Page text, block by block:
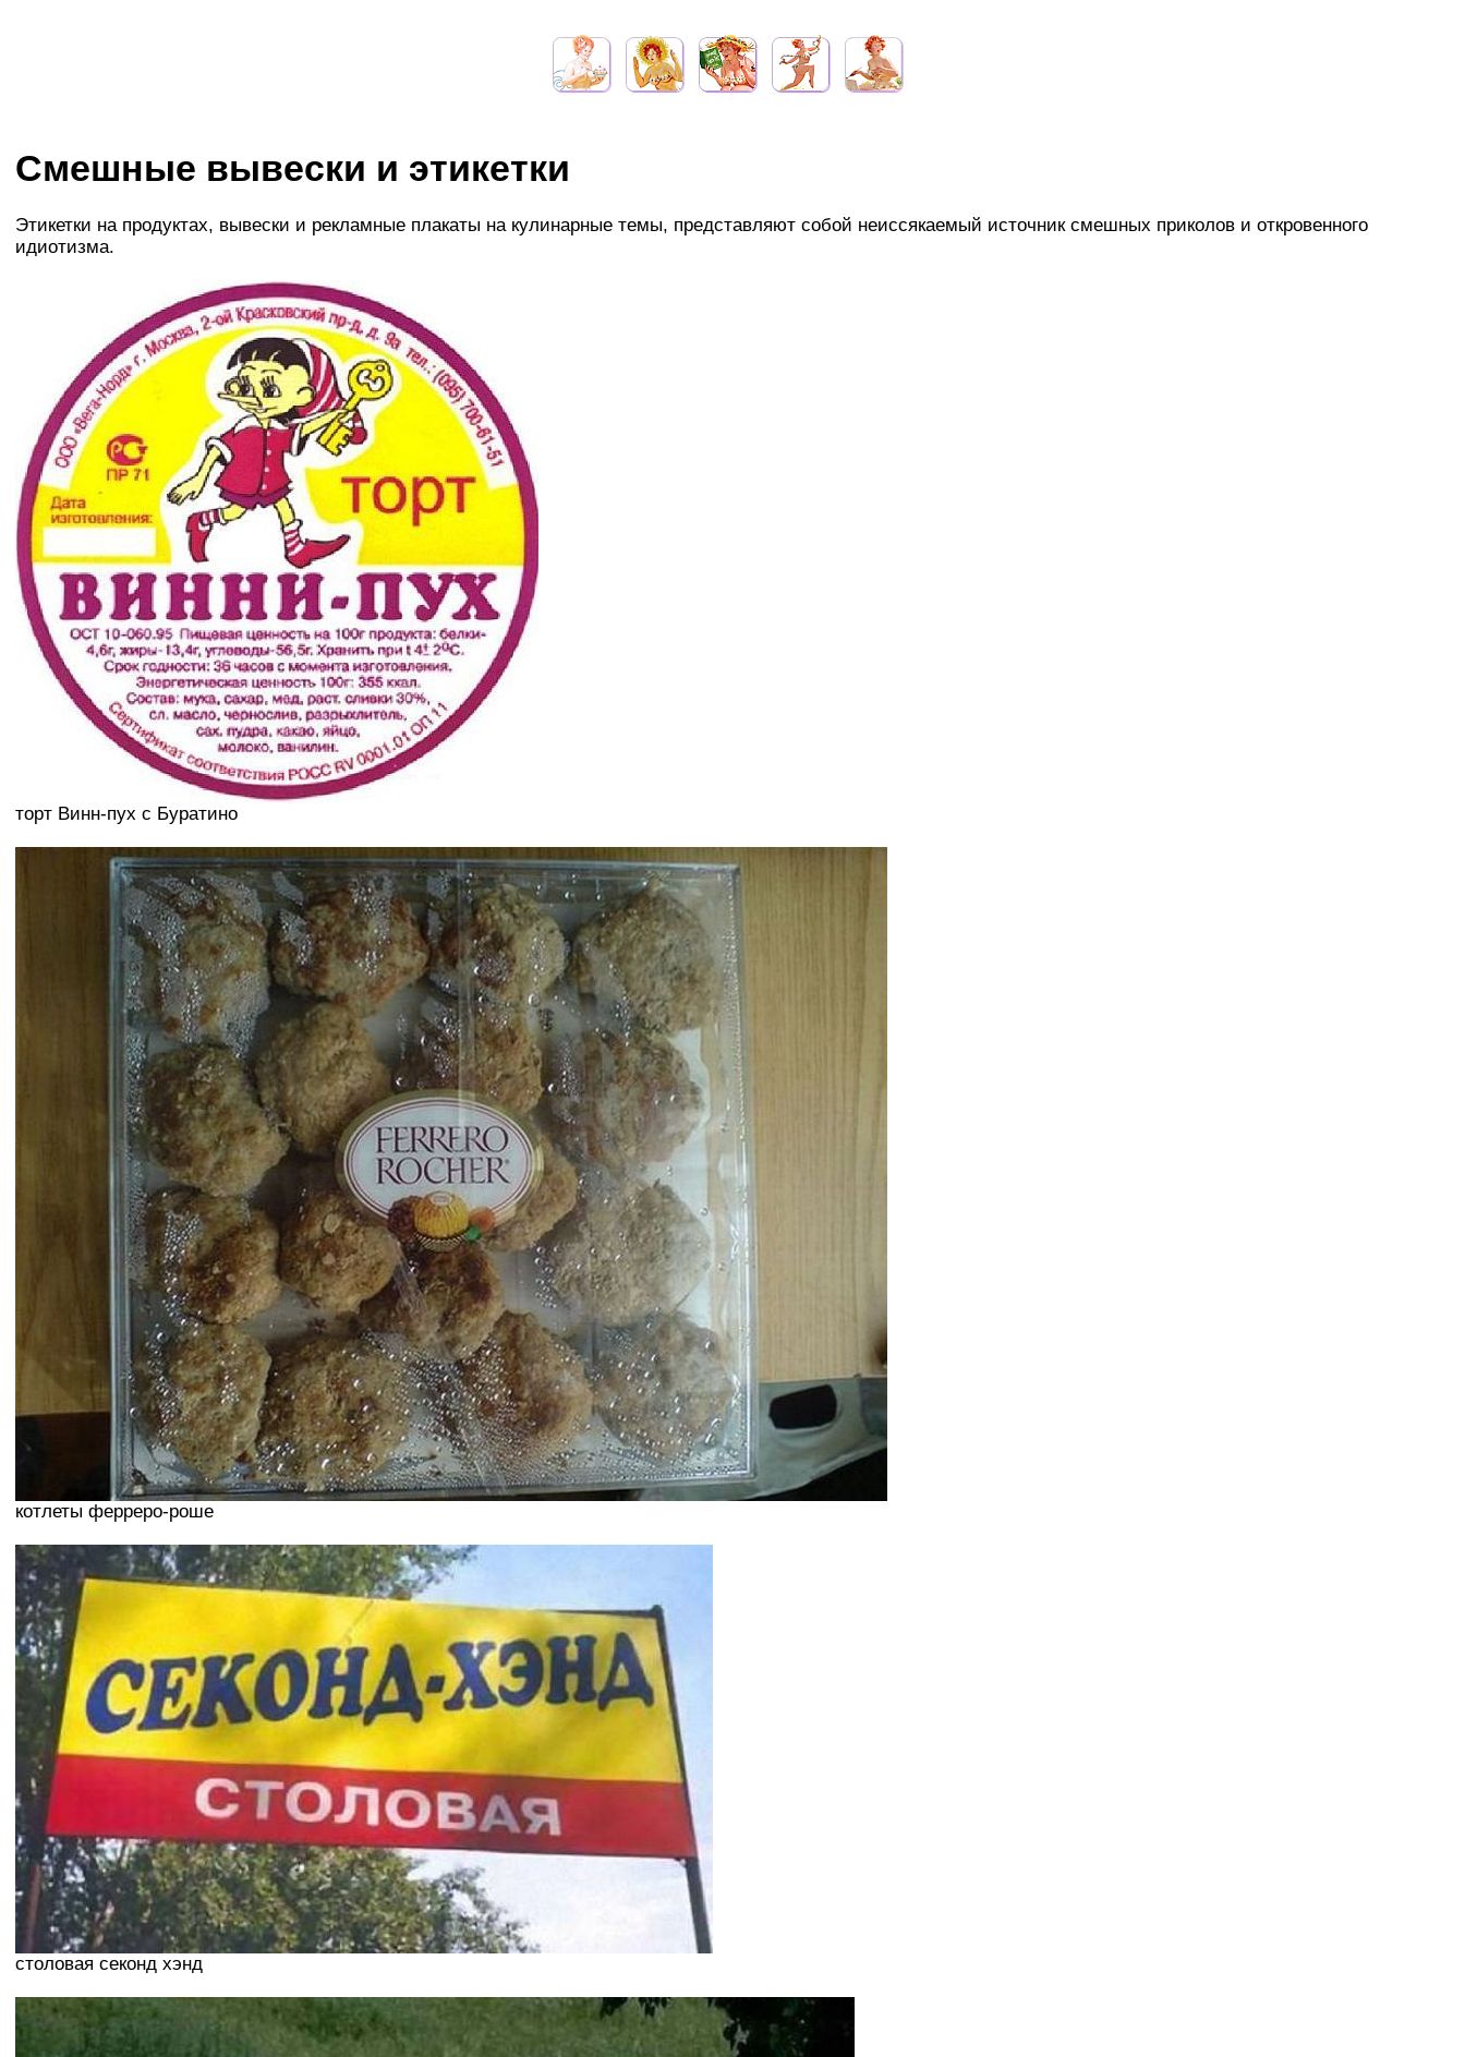
Смешные вывески и этикетки
Этикетки на продуктах, вывески и рекламные плакаты на кулинарные темы, представляют собой неиссякаемый источник смешных приколов и откровенного
идиотизма.
торт Винн-пух с Буратино
котлеты ферреро-роше
столовая секонд хэнд